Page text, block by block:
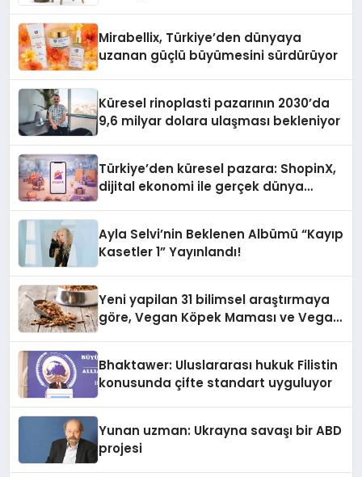
Mirabellix, Türkiye’den dünyaya
uzanan güçlü büyümesini sürdürüyor
Küresel rinoplasti pazarının 2030’da
9,6 milyar dolara ulaşması bekleniyor
Türkiye’den küresel pazara: ShopinX,
dijital ekonomi ile gerçek dünya
Ayla Selvi’nin Beklenen Albümü “Kayıp
Kasetler 1” Yayınlandı!
Yeni yapilan 31 bilimsel araştırmaya
göre, Vegan Köpek Maması ve Vegan
Bhaktawer: Uluslararası hukuk Filistin
konusunda çifte standart uyguluyor
Yunan uzman: Ukrayna savaşı bir ABD
projesi